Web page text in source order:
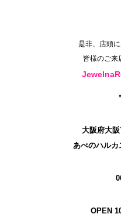
是非、店頭
皆様のご来
大阪府大阪
あべのハル
OPEN